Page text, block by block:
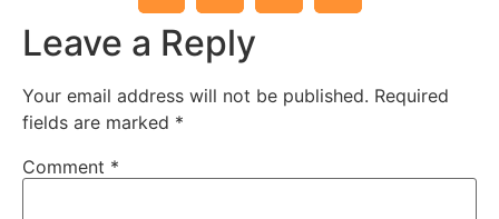
Leave a Reply
Your email address will not be published. Required
fields are marked *
Comment *